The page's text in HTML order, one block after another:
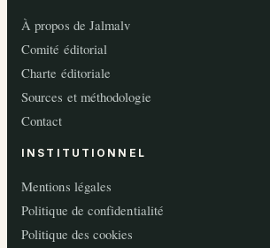
À propos de Jalmalv
Comité éditorial
Charte éditoriale
Sources et méthodologie
Contact
INSTITUTIONNEL
Mentions légales
Politique de confidentialité
Politique des cookies